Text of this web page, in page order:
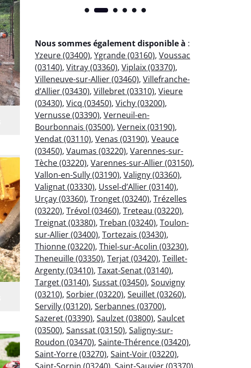
Nous sommes également disponible à :
Yzeure (03400), Ygrande (03160), Voussac
(03140), Vitray (03360), Viplaix (03370),
Villeneuve-sur-Allier (03460), Villefranche-
d’Allier (03430), Villebret (03310), Vieure
(03430), Vicq (03450), Vichy (03200),
Vernusse (03390), Verneuil-en-
Bourbonnais (03500), Verneix (03190),
Vendat (03110), Venas (03190), Veauce
(03450), Vaumas (03220), Varennes-sur-
Tèche (03220), Varennes-sur-Allier (03150),
Vallon-en-Sully (03190), Valigny (03360),
Valignat (03330), Ussel-d’Allier (03140),
Urçay (03360), Tronget (03240), Trézelles
(03220), Trévol (03460), Treteau (03220),
Treignat (03380), Treban (03240), Toulon-
sur-Allier (03400), Tortezais (03430),
Thionne (03220), Thiel-sur-Acolin (03230),
Theneuille (03350), Terjat (03420), Teillet-
Argenty (03410), Taxat-Senat (03140),
Target (03140), Sussat (03450), Souvigny
(03210), Sorbier (03220), Seuillet (03260),
Servilly (03120), Serbannes (03700),
Sazeret (03390), Saulzet (03800), Saulcet
(03500), Sanssat (03150), Saligny-sur-
Roudon (03470), Sainte-Thérence (03420),
Saint-Yorre (03270), Saint-Voir (03220),
Saint-Sornin (03240), Saint-Sauvier (03370),